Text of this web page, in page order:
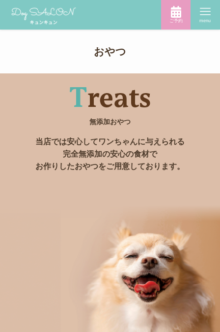
ご予約 menu
おやつ
無添加おやつ
当店では安心してワンちゃんに与えられる
完全無添加の安心の食材で
お作りしたおやつをご用意しております。